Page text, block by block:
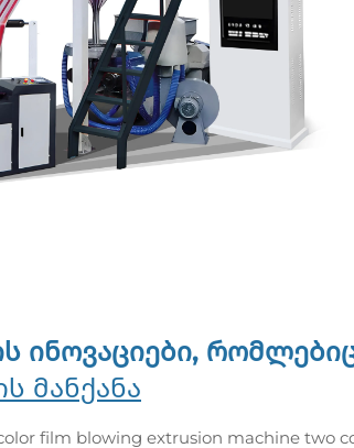
ინოვაციები,
მანქანა